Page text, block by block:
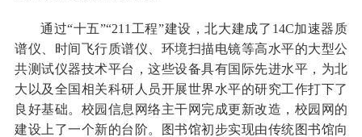
通过“十五”“211工程”建设，北大建成了14C加速器质
谱仪、时间飞行质谱仪、环境扫描电镜等高水平的大型公
共测试仪器技术平台，这些设备具有国际先进水平，为北
大以及全国相关科研人员开展世界水平的研究工作打下了
良好基础。校园信息网络主干网完成更新改造，校园网的
建设上了一个新的台阶。图书馆初步实现由传统图书馆向